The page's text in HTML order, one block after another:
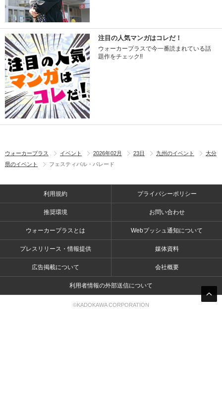
注目の人気マンガはコレだ！
ウォーカープラスで今一番読まれている話
題作をチェック!!
ウォーカープラス イベント 2026年02月 23日 九州のイベント
大分
県のイベント
フェスティバル・パレード
利用規約 プライバシーポリシー
推奨環境 お問い合わせ
ウォーカープラスとは Webプッシュ通知について
プレスリリース・情報提供 媒体資料
広告掲載について 会社概要
利用者情報の外部送信について
©KADOKAWA CORPORATION